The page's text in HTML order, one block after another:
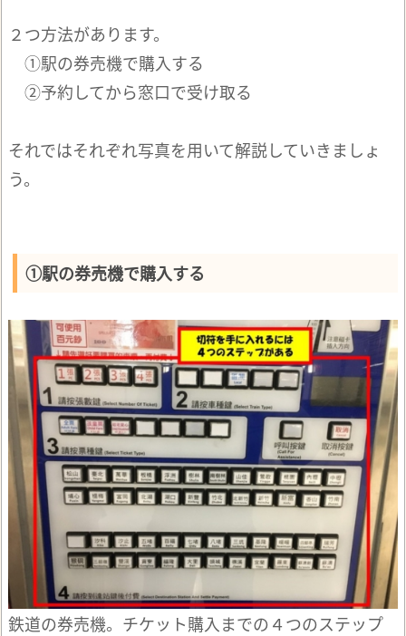
２つ方法があります。
①駅の券売機で購入する
②予約してから窓口で受け取る
それではそれぞれ写真を用いて解説していきましょ
う。
①駅の券売機で購入する
鉄道の券売機。チケット購入までの４つのステップ